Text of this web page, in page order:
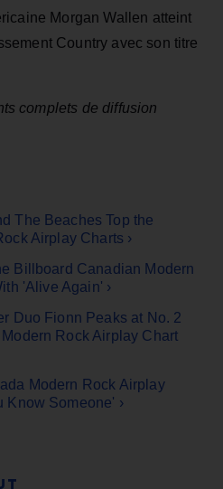
Morgan Wallen atteint
Country avec son titre
complets de diffusion
The Beaches Top the
Airplay Charts ›
Billboard Canadian Modern
'Alive Again' ›
Duo Fionn Peaks at No. 2
Rock Airplay Chart
Modern Rock Airplay
Know Someone' ›